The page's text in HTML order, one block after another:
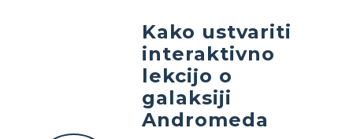
Kako ustvariti
interaktivno
lekcijo o
galaksiji
Andromeda